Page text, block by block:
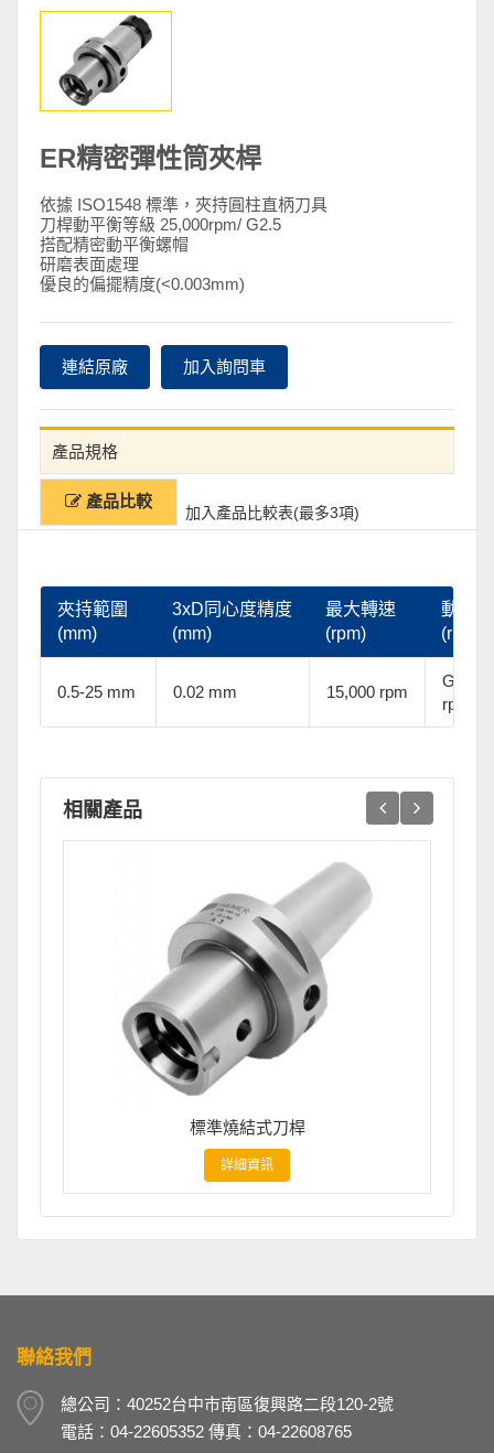
ER精密彈性筒夾桿
依據 ISO1548 標準，夾持圓柱直柄刀具
刀桿動平衡等級 25,000rpm/ G2.5
搭配精密動平衡螺帽
研磨表面處理
優良的偏擺精度(<0.003mm)
連結原廠 加入詢問車
產品規格
產品比較
加入產品比較表(最多3項)
夾持範圍
(mm)
3xD同心度精度
(mm)
最大轉速
(rpm)
動平
(rpm)
0.5-25 mm 0.02 mm 15,000 rpm
rpm
相關產品
標準燒結式刀桿
詳細資訊
聯絡我們
總公司：40252台中市南區復興路二段120-2號
電話：04-22605352 傳真：04-22608765